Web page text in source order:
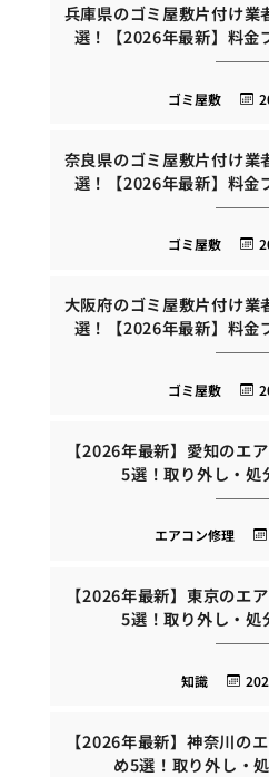
兵庫県のゴミ屋敷片付け業
選！【2026年最新】料金
ゴミ屋敷
奈良県のゴミ屋敷片付け業
選！【2026年最新】料金
ゴミ屋敷
大阪府のゴミ屋敷片付け業
選！【2026年最新】料金
ゴミ屋敷
【2026年最新】愛知のエ
5選！取り外し・処
エアコン修理
【2026年最新】東京のエ
5選！取り外し・処
知識
【2026年最新】神奈川の
め5選！取り外し・